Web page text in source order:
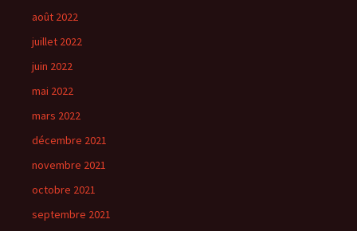
août 2022
juillet 2022
juin 2022
mai 2022
mars 2022
décembre 2021
novembre 2021
octobre 2021
septembre 2021